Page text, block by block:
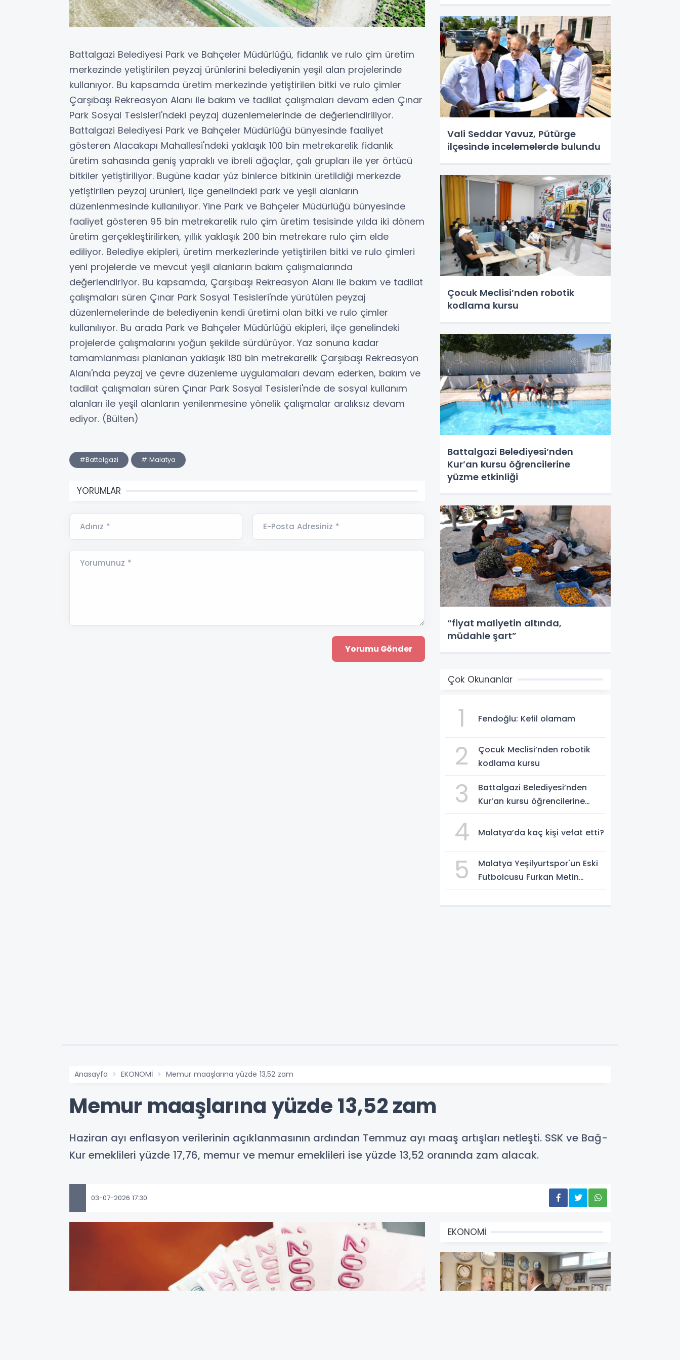
Battalgazi Belediyesi Park ve Bahçeler Müdürlüğü, fidanlık ve rulo çim üretim
merkezinde yetiştirilen peyzaj ürünlerini belediyenin yeşil alan projelerinde
kullanıyor. Bu kapsamda üretim merkezinde yetiştirilen bitki ve rulo çimler
Çarşıbaşı Rekreasyon Alanı ile bakım ve tadilat çalışmaları devam eden Çınar
Park Sosyal Tesisleri'ndeki peyzaj düzenlemelerinde de değerlendiriliyor.
Battalgazi Belediyesi Park ve Bahçeler Müdürlüğü bünyesinde faaliyet
gösteren Alacakapı Mahallesi'ndeki yaklaşık 100 bin metrekarelik fidanlık
üretim sahasında geniş yapraklı ve ibreli ağaçlar, çalı grupları ile yer örtücü
bitkiler yetiştiriliyor. Bugüne kadar yüz binlerce bitkinin üretildiği merkezde
yetiştirilen peyzaj ürünleri, ilçe genelindeki park ve yeşil alanların
düzenlenmesinde kullanılıyor. Yine Park ve Bahçeler Müdürlüğü bünyesinde
faaliyet gösteren 95 bin metrekarelik rulo çim üretim tesisinde yılda iki dönem
üretim gerçekleştirilirken, yıllık yaklaşık 200 bin metrekare rulo çim elde
ediliyor. Belediye ekipleri, üretim merkezlerinde yetiştirilen bitki ve rulo çimleri
yeni projelerde ve mevcut yeşil alanların bakım çalışmalarında
değerlendiriyor. Bu kapsamda, Çarşıbaşı Rekreasyon Alanı ile bakım ve tadilat
çalışmaları süren Çınar Park Sosyal Tesisleri'nde yürütülen peyzaj
düzenlemelerinde de belediyenin kendi üretimi olan bitki ve rulo çimler
kullanılıyor. Bu arada Park ve Bahçeler Müdürlüğü ekipleri, ilçe genelindeki
projelerde çalışmalarını yoğun şekilde sürdürüyor. Yaz sonuna kadar
tamamlanması planlanan yaklaşık 180 bin metrekarelik Çarşıbaşı Rekreasyon
Alanı'nda peyzaj ve çevre düzenleme uygulamaları devam ederken, bakım ve
tadilat çalışmaları süren Çınar Park Sosyal Tesisleri'nde de sosyal kullanım
alanları ile yeşil alanların yenilenmesine yönelik çalışmalar aralıksız devam
ediyor. (Bülten)
#Battalgazi # Malatya
YORUMLAR
Adınız * E-Posta Adresiniz *
Yorumunuz *
Vali Seddar Yavuz, Pütürge
ilçesinde incelemelerde bulundu
Çocuk Meclisi’nden robotik
kodlama kursu
Battalgazi Belediyesi’nden
Kur’an kursu öğrencilerine
yüzme etkinliği
“fiyat maliyetin altında,
müdahle şart”
Çok Okunanlar
1 Fendoğlu: Kefil olamam
2
Çocuk Meclisi’nden robotik
kodlama kursu
3
Battalgazi Belediyesi’nden
Kur’an kursu öğrencilerine
4 Malatya’da kaç kişi vefat etti?
5
Malatya Yeşilyurtspor'un Eski
Futbolcusu Furkan Metin
Anasayfa EKONOMİ Memur maaşlarına yüzde 13,52 zam
Memur maaşlarına yüzde 13,52 zam
Haziran ayı enflasyon verilerinin açıklanmasının ardından Temmuz ayı maaş artışları netleşti. SSK ve Bağ-
Kur emeklileri yüzde 17,76, memur ve memur emeklileri ise yüzde 13,52 oranında zam alacak.
03-07-2026 17:30
EKONOMİ